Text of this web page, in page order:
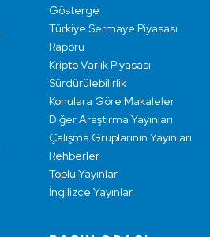
Gösterge
Türkiye Sermaye Piyasası
Raporu
Kripto Varlık Piyasası
Sürdürülebilirlik
Konulara Göre Makaleler
Diğer Araştırma Yayınları
Çalışma Gruplarının Yayınları
Rehberler
Toplu Yayınlar
İngilizce Yayınlar